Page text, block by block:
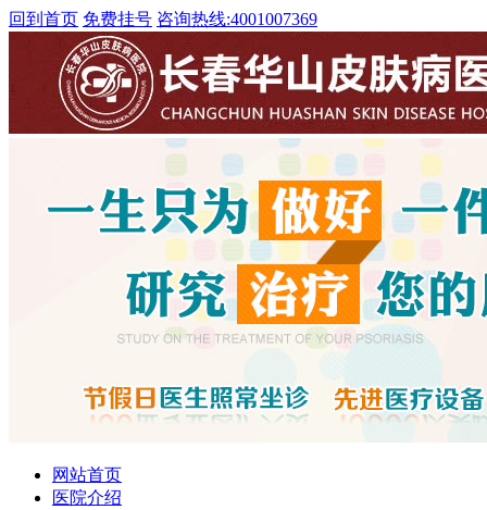
回到首页 免费挂号 咨询热线:4001007369
网站首页
医院介绍